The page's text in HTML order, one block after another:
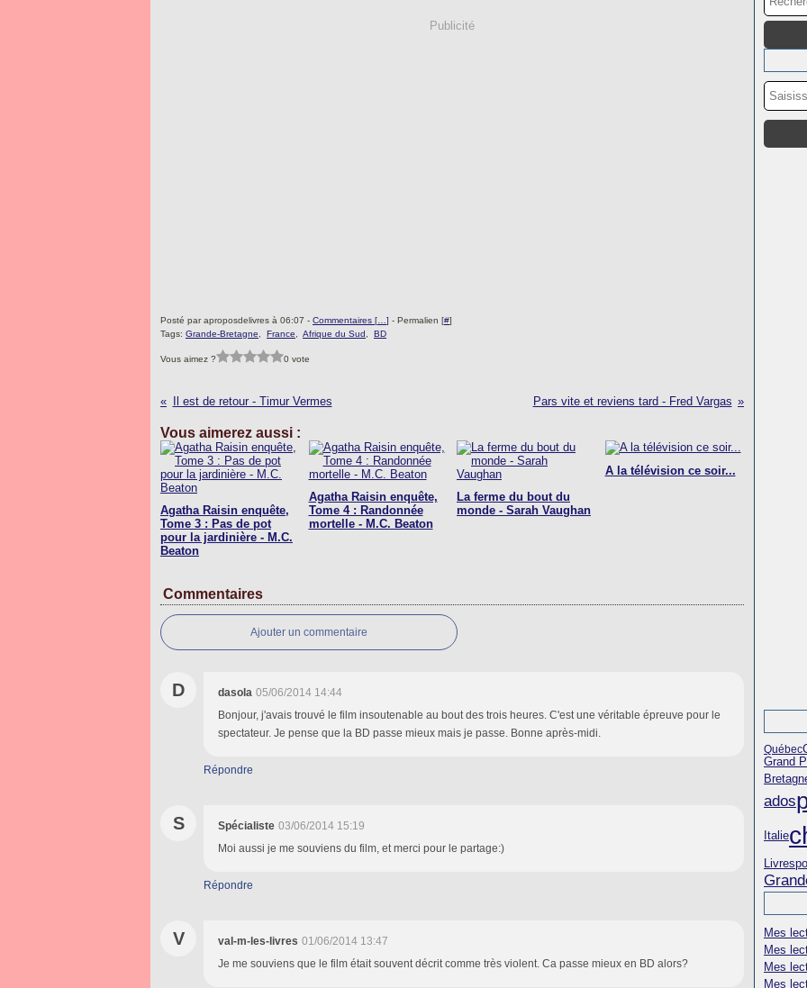
Publicité
Posté par aproposdelivres à 06:07 - Commentaires [ ] - Permalien [#]
Tags: Grande-Bretagne France Afrique du Sud BD
Vous aimez ? 0 vote
Il est de retour - Timur Vermes Pars vite et reviens tard - Fred Vargas
Vous aimerez aussi :
Agatha Raisin enquête,
Tome 3 : Pas de pot
pour la jardinière - M.C.
Beaton
Agatha Raisin enquête,
Tome 4 : Randonnée
mortelle - M.C. Beaton
La ferme du bout du
monde - Sarah Vaughan
A la télévision ce soir...
Commentaires
Ajouter un commentaire
D dasola 05/06/2014 14:44
Bonjour, j'avais trouvé le film insoutenable au bout des trois heures. C'est une véritable épreuve pour le
spectateur. Je pense que la BD passe mieux mais je passe. Bonne après-midi.
Répondre
S Spécialiste 03/06/2014 15:19
Moi aussi je me souviens du film, et merci pour le partage:)
Répondre
V val-m-les-livres 01/06/2014 13:47
Je me souviens que le film était souvent décrit comme très violent. Ca passe mieux en BD alors?
Québec
Grand
ados
Italie
Livres
Mes
Mes
Mes
Mes